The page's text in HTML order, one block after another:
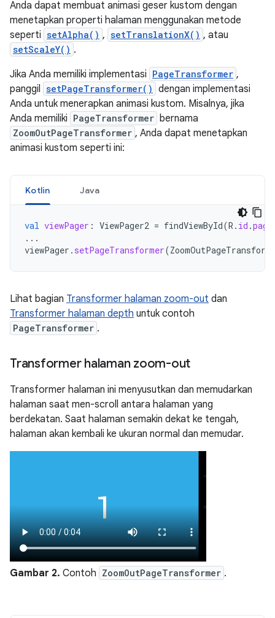
Anda dapat membuat animasi geser kustom dengan
menetapkan properti halaman menggunakan metode
seperti setAlpha() , setTranslationX() , atau
setScaleY() .
Jika Anda memiliki implementasi PageTransformer ,
panggil setPageTransformer() dengan implementasi
Anda untuk menerapkan animasi kustom. Misalnya, jika
Anda memiliki PageTransformer bernama
ZoomOutPageTransformer , Anda dapat menetapkan
animasi kustom seperti ini:
Kotlin Java
val viewPager : ViewPager2 = findViewById(R . id .
...
viewPager . setPageTransformer(
Lihat bagian Transformer halaman zoom-out dan
Transformer halaman depth untuk contoh
PageTransformer .
Transformer halaman zoom-out
Transformer halaman ini menyusutkan dan memudarkan
halaman saat men-scroll antara halaman yang
berdekatan. Saat halaman semakin dekat ke tengah,
halaman akan kembali ke ukuran normal dan memudar.
Gambar 2. Contoh ZoomOutPageTransformer .